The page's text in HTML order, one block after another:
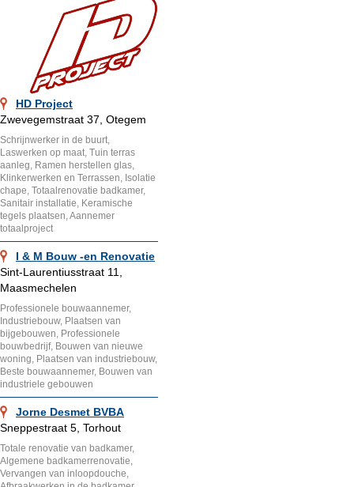
HD Project
Zwevegemstraat 37, Otegem
Schrijnwerker in de buurt,
Laswerken op maat, Tuin terras
aanleg, Ramen herstellen glas,
Klinkerwerken en Terrassen, Isolatie
chape, Totaalrenovatie badkamer,
Sanitair installatie, Keramische
tegels plaatsen, Aannemer
totaalproject
I & M Bouw -en Renovatie
Sint-Laurentiusstraat 11,
Maasmechelen
Professionele bouwaannemer,
Industriebouw, Plaatsen van
bijgebouwen, Professionele
bouwbedrijf, Bouwen van nieuwe
woning, Plaatsen van industriebouw,
Beste bouwaannemer, Bouwen van
industriele gebouwen
Jorne Desmet BVBA
Sneppestraat 5, Torhout
Totale renovatie van badkamer,
Algemene badkamerrenovatie,
Vervangen van inloopdouche,